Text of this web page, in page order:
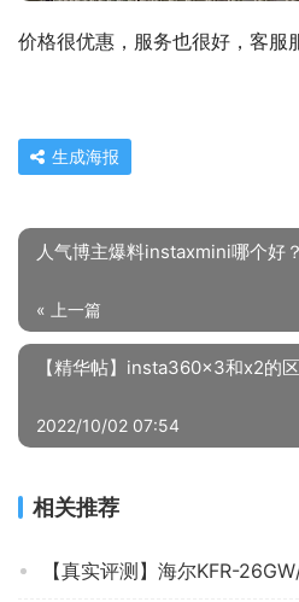
价格很优惠，服务也很好，客服
生成海报
人气博主爆料instaxmini哪个好
« 上一篇
【精华帖】insta360x3和x2的
2022/10/02 07:54
相关推荐